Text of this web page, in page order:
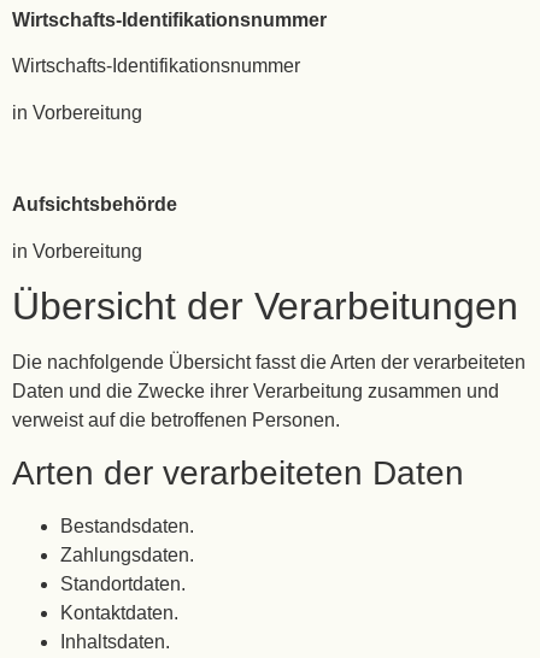
Wirtschafts-Identifikationsnummer
Wirtschafts-Identifikationsnummer
in Vorbereitung
Aufsichtsbehörde
in Vorbereitung
Übersicht der Verarbeitungen
Die nachfolgende Übersicht fasst die Arten der verarbeiteten
Daten und die Zwecke ihrer Verarbeitung zusammen und
verweist auf die betroffenen Personen.
Arten der verarbeiteten Daten
Bestandsdaten.
Zahlungsdaten.
Standortdaten.
Kontaktdaten.
Inhaltsdaten.